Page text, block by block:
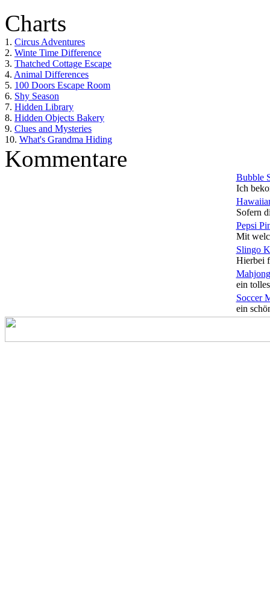
Charts
1. Circus Adventures
2. Winte Time Difference
3. Thatched Cottage Escape
4. Animal Differences
5. 100 Doors Escape Room
6. Shy Season
7. Hidden Library
8. Hidden Objects Bakery
9. Clues and Mysteries
10. What's Grandma Hiding
Kommentare
Bubble
Ich
Sofern
Pepsi
Mit
Slingo
Hierbei
ein
Soccer
ein